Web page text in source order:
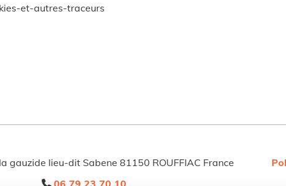
et-autres-traceurs
gauzide lieu-dit Sabene 81150 ROUFFIAC France
